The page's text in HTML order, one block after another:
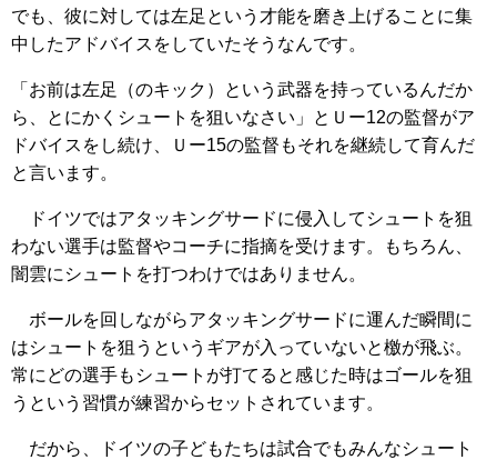
でも、彼に対しては左足という才能を磨き上げることに集
中したアドバイスをしていたそうなんです。
「お前は左足（のキック）という武器を持っているんだか
ら、とにかくシュートを狙いなさい」とＵー12の監督がア
ドバイスをし続け、Ｕー15の監督もそれを継続して育んだ
と言います。
ドイツではアタッキングサードに侵入してシュートを狙
わない選手は監督やコーチに指摘を受けます。もちろん、
闇雲にシュートを打つわけではありません。
ボールを回しながらアタッキングサードに運んだ瞬間に
はシュートを狙うというギアが入っていないと檄が飛ぶ。
常にどの選手もシュートが打てると感じた時はゴールを狙
うという習慣が練習からセットされています。
だから、ドイツの子どもたちは試合でもみんなシュート